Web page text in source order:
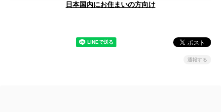
日本国内にお住まいの方向け
通報する